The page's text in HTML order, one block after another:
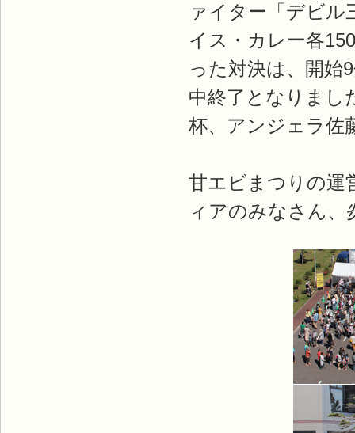
ァイター「デビ
イス・カレー各
った対決は、開始
中終了となりまし
杯、アンジェラ佐
甘エビまつりの運
ィアのみなさん